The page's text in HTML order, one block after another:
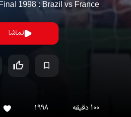
1998 : Brazil vs France
تماشا
100 دقیقه 1998